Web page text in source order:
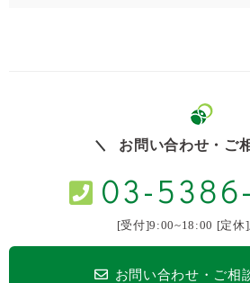
お問い合わせ・ご
03-
[受付]9:00~18:00 [定休
お問い合わせ・ご相